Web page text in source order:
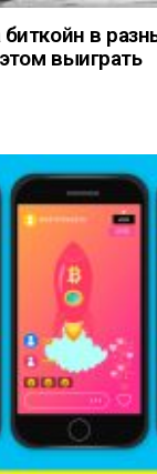
в
выиграть